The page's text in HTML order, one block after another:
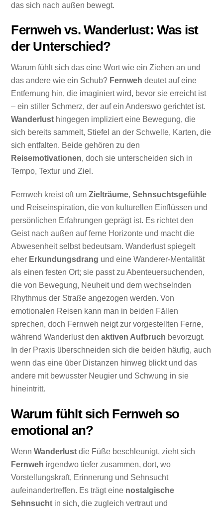
das sich nach außen bewegt.
Fernweh vs. Wanderlust: Was ist
der Unterschied?
Warum fühlt sich das eine Wort wie ein Ziehen an und
das andere wie ein Schub? Fernweh deutet auf eine
Entfernung hin, die imaginiert wird, bevor sie erreicht ist
– ein stiller Schmerz, der auf ein Anderswo gerichtet ist.
Wanderlust hingegen impliziert eine Bewegung, die
sich bereits sammelt, Stiefel an der Schwelle, Karten, die
sich entfalten. Beide gehören zu den
Reisemotivationen, doch sie unterscheiden sich in
Tempo, Textur und Ziel.
Fernweh kreist oft umZielträume,Sehnsuchtsgefühle
und Reiseinspiration, die von kulturellen Einflüssen und
persönlichen Erfahrungen geprägt ist. Es richtet den
Geist nach außen auf ferne Horizonte und macht die
Abwesenheit selbst bedeutsam. Wanderlust spiegelt
eher Erkundungsdrang und eine Wanderer-Mentalität
als einen festen Ort; sie passt zu Abenteuersuchenden,
die von Bewegung, Neuheit und dem wechselnden
Rhythmus der Straße angezogen werden. Von
emotionalen Reisen kann man in beiden Fällen
sprechen, doch Fernweh neigt zur vorgestellten Ferne,
während Wanderlust denaktiven Aufbruch bevorzugt.
In der Praxis überschneiden sich die beiden häufig, auch
wenn das eine über Distanzen hinweg blickt und das
andere mit bewusster Neugier und Schwung in sie
hineintritt.
Warum fühlt sich Fernweh so
emotional an?
WennWanderlust die Füße beschleunigt, zieht sich
Fernweh irgendwo tiefer zusammen, dort, wo
Vorstellungskraft, Erinnerung und Sehnsucht
aufeinandertreffen. Es trägt eine nostalgische
Sehnsucht in sich, die zugleich vertraut und